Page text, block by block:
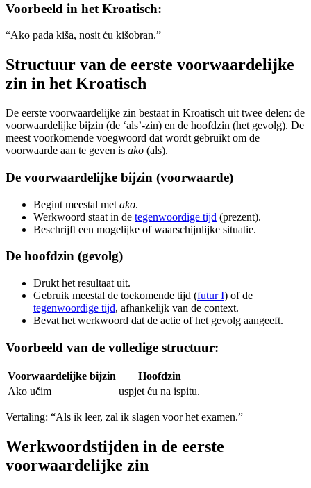
Voorbeeld in het Kroatisch:
“Ako pada kiša, nosit ću kišobran.”
Structuur van de eerste voorwaardelijke
zin in het Kroatisch
De eerste voorwaardelijke zin bestaat in Kroatisch uit twee delen: de
voorwaardelijke bijzin (de ‘als’-zin) en de hoofdzin (het gevolg). De
meest voorkomende voegwoord dat wordt gebruikt om de
voorwaarde aan te geven is ako (als).
De voorwaardelijke bijzin (voorwaarde)
Begint meestal met ako.
Werkwoord staat in de tegenwoordige tijd (prezent).
Beschrijft een mogelijke of waarschijnlijke situatie.
De hoofdzin (gevolg)
Drukt het resultaat uit.
Gebruik meestal de toekomende tijd (futur I) of de
tegenwoordige tijd, afhankelijk van de context.
Bevat het werkwoord dat de actie of het gevolg aangeeft.
Voorbeeld van de volledige structuur:
Voorwaardelijke bijzin
Hoofdzin
Ako učim
uspjet ću na ispitu.
Vertaling: “Als ik leer, zal ik slagen voor het examen.”
Werkwoordstijden in de eerste
voorwaardelijke zin